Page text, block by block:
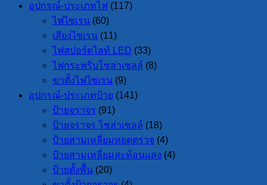
อุปกรณ์-ประเภทไฟ (117)
ไฟไซเรน (60)
เสียงไซเรน (11)
ไฟสปอร์ตไลท์ LED (33)
ไฟกระพริบโซล่าเซลล์ (8)
ขาตั้งไฟไซเรน (9)
อุปกรณ์-ประเภทป้าย (141)
ป้ายจราจร (91)
ป้ายจราจร โซล่าเซลล์ (18)
ป้ายสามเหลี่ยมหยุดตรวจ (4)
ป้ายสามเหลี่ยมสะท้อนแสง (4)
ป้ายตั้งพื้น (20)